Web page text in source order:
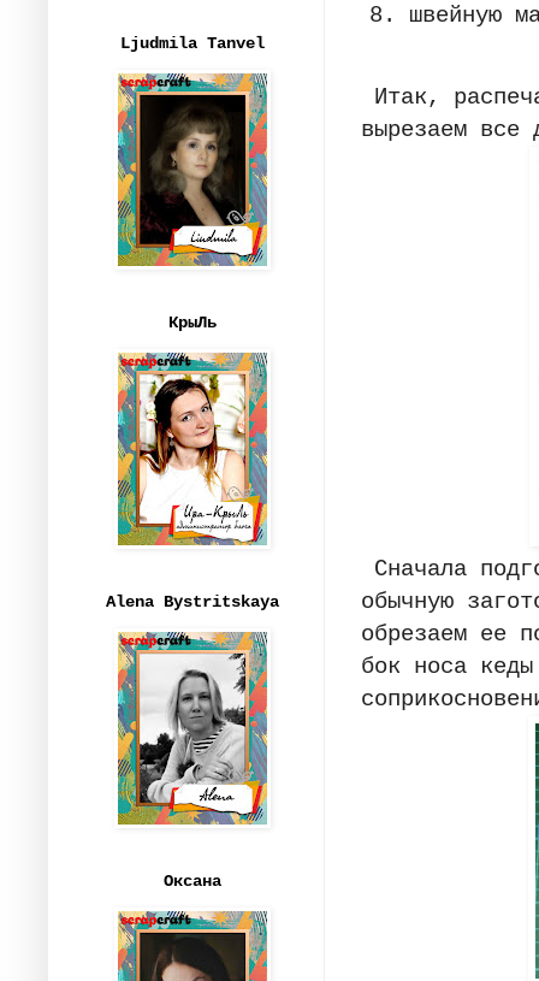
швейную
Итак,
вырезаем все
Сначала
обычную
обрезаем ее
бок носа
Ljudmila Tanvel
КрыЛь
Alena Bystritskaya
Оксана